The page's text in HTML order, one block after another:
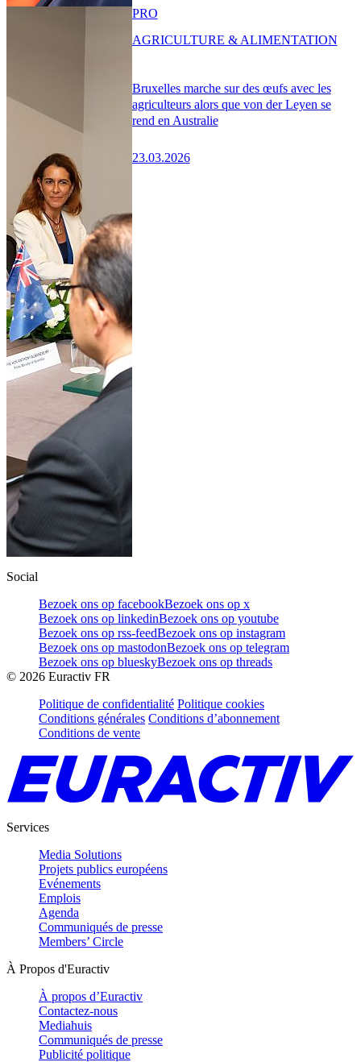
Bruxelles marche sur des œufs avec les
agriculteurs alors que von der Leyen se
rend en Australie
23.03.2026
PRO
AGRICULTURE & ALIMENTATION
Social
Bezoek ons op facebookBezoek ons op x
Bezoek ons op linkedinBezoek ons op youtube
Bezoek ons op rss-feedBezoek ons op instagram
Bezoek ons op mastodonBezoek ons op telegram
Bezoek ons op blueskyBezoek ons op threads
© 2026 Euractiv FR
Politique de confidentialité Politique cookies
Conditions générales Conditions d’abonnement
Conditions de vente
Services
Media Solutions
Projets publics européens
Evénements
Emplois
Agenda
Communiqués de presse
Members’ Circle
À Propos d'Euractiv
À propos d’Euractiv
Contactez-nous
Mediahuis
Communiqués de presse
Publicité politique